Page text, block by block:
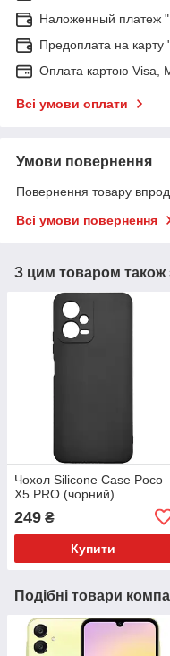
Наложенный платеж
Предоплата на карту
Оплата картою Visa,
Всі умови оплати
Умови повернення
Повернення товару
Всі умови повернення
З цим товаром
Чохол Silicone Case Poco
X5 PRO (чорний)
249 ₴
Купити
Подібні товари